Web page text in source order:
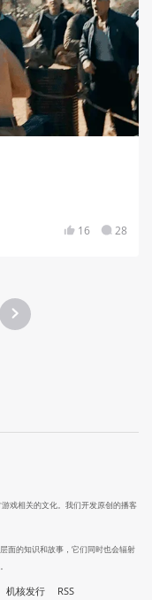
16 28
戏相关的文化。我们开发原创的播客
面的知识和故事，它们同时也会辐射
机核发行 RSS